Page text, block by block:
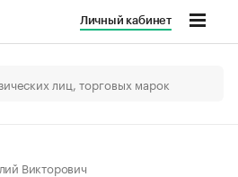
Личный кабинет
Викторович